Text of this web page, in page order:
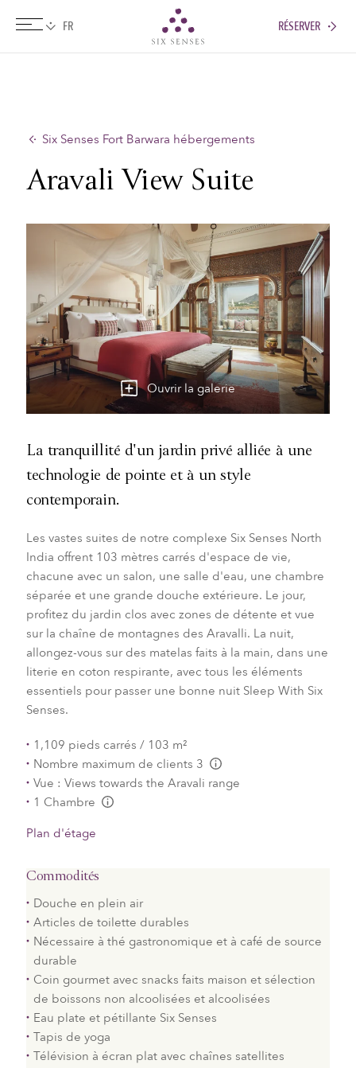
RÉSERVER
Six Senses Fort Barwara hébergements
Aravali View Suite
Ouvrir la galerie
La tranquillité d'un jardin privé alliée à une
technologie de pointe et à un style
contemporain.
Les vastes suites de notre complexe Six Senses North
India offrent 103 mètres carrés d'espace de vie,
chacune avec un salon, une salle d'eau, une chambre
séparée et une grande douche extérieure. Le jour,
profitez du jardin clos avec zones de détente et vue
sur la chaîne de montagnes des Aravalli. La nuit,
allongez-vous sur des matelas faits à la main, dans une
literie en coton respirante, avec tous les éléments
essentiels pour passer une bonne nuit Sleep With Six
Senses.
1,109 pieds carrés / 103 m²
Nombre maximum de clients 3
Vue : Views towards the Aravali range
1 Chambre
Plan d'étage
Commodités
Douche en plein air
Articles de toilette durables
Nécessaire à thé gastronomique et à café de source
durable
Coin gourmet avec snacks faits maison et sélection
de boissons non alcoolisées et alcoolisées
Eau plate et pétillante Six Senses
Tapis de yoga
Télévision à écran plat avec chaînes satellites